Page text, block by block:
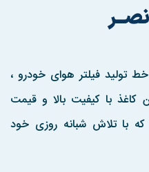
تولید فیلتر هوای خودرو ،
با کیفیت بالا و قیمت
10 سال است که با تلاش شبانه روزی خود